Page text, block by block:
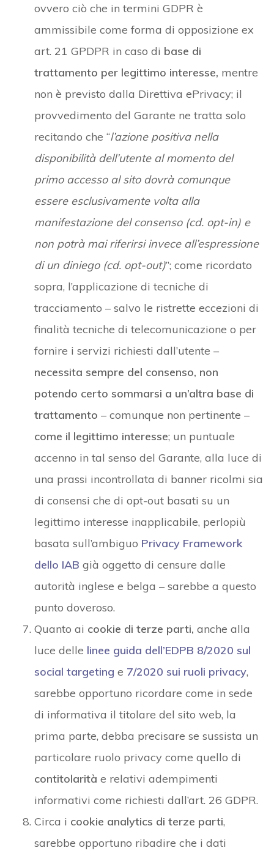
ovvero ciò che in termini GDPR è
ammissibile come forma di opposizione ex
art. 21 GPDPR in caso di base di
trattamento per legittimo interesse, mentre
non è previsto dalla Direttiva ePrivacy; il
provvedimento del Garante ne tratta solo
recitando che “l’azione positiva nella
disponibilità dell’utente al momento del
primo accesso al sito dovrà comunque
essere esclusivamente volta alla
manifestazione del consenso (cd. opt-in) e
non potrà mai riferirsi invece all’espressione
di un diniego (cd. opt-out)”; come ricordato
sopra, l’applicazione di tecniche di
tracciamento – salvo le ristrette eccezioni di
finalità tecniche di telecomunicazione o per
fornire i servizi richiesti dall’utente –
necessita sempre del consenso, non
potendo certo sommarsi a un’altra base di
trattamento – comunque non pertinente –
come il legittimo interesse; un puntuale
accenno in tal senso del Garante, alla luce di
una prassi incontrollata di banner ricolmi sia
di consensi che di opt-out basati su un
legittimo interesse inapplicabile, perlopiù
basata sull’ambiguo Privacy Framework
dello IAB già oggetto di censure dalle
autorità inglese e belga – sarebbe a questo
punto doveroso.
Quanto ai cookie di terze parti, anche alla
luce delle linee guida dell’EDPB 8/2020 sul
social targeting e 7/2020 sui ruoli privacy,
sarebbe opportuno ricordare come in sede
di informativa il titolare del sito web, la
prima parte, debba precisare se sussista un
particolare ruolo privacy come quello di
contitolarità e relativi adempimenti
informativi come richiesti dall’art. 26 GDPR.
Circa i cookie analytics di terze parti,
sarebbe opportuno ribadire che i dati